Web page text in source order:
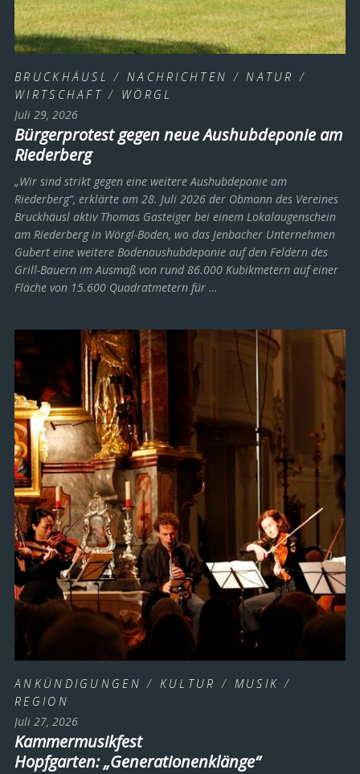
BRUCKHÄUSL / NACHRICHTEN /NATUR /
WIRTSCHAFT / WÖRGL
Juli 29, 2026
Bürgerprotest gegen neue Aushubdeponie am
Riederberg
„Wir sind strikt gegen eine weitere Aushubdeponie am
Riederberg“, erklärte am 28. Juli 2026 der Obmann des Vereines
Bruckhäusl aktiv Thomas Gasteiger bei einem Lokalaugenschein
am Riederberg in Wörgl-Boden, wo das Jenbacher Unternehmen
Gubert eine weitere Bodenaushubdeponie auf den Feldern des
Grill-Bauern im Ausmaß von rund 86.000 Kubikmetern auf einer
Fläche von 15.600 Quadratmetern für …
ANKÜNDIGUNGEN / KULTUR / MUSIK /
REGION
Juli 27, 2026
Kammermusikfest
Hopfgarten: „Generationenklänge“